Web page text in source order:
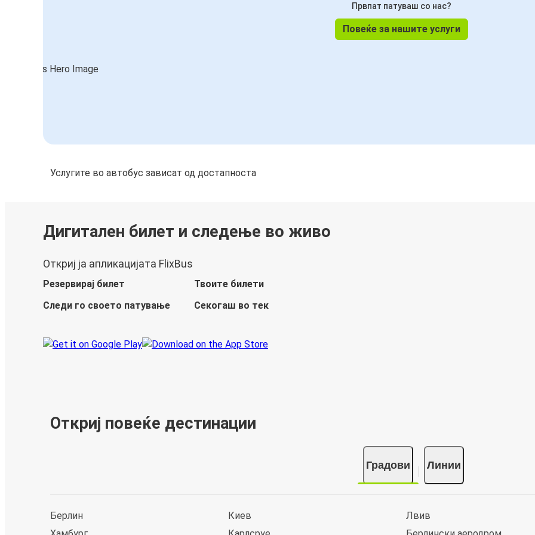
Првпат патуваш со нас?
Повеќе за нашите услуги
Услугите во автобус зависат од достапноста
Дигитален билет и следење во живо
Откриј ја апликацијата FlixBus
Резервирај билет
Твоите билети
Следи го своето патување
Секогаш во тек
Откриј повеќе дестинации
Градови Линии
Берлин
Киев
Лвив